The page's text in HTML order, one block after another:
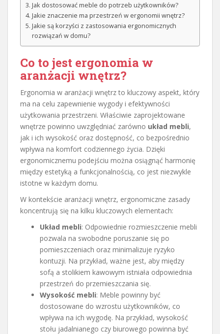
Jak dostosować meble do potrzeb użytkowników?
Jakie znaczenie ma przestrzeń w ergonomii wnętrz?
Jakie są korzyści z zastosowania ergonomicznych
rozwiązań w domu?
Co to jest ergonomia w
aranżacji wnętrz?
Ergonomia w aranżacji wnętrz to kluczowy aspekt, który
ma na celu zapewnienie wygody i efektywności
użytkowania przestrzeni. Właściwie zaprojektowane
wnętrze powinno uwzględniać zarówno układ mebli,
jak i ich wysokość oraz dostępność, co bezpośrednio
wpływa na komfort codziennego życia. Dzięki
ergonomicznemu podejściu można osiągnąć harmonię
między estetyką a funkcjonalnością, co jest niezwykle
istotne w każdym domu.
W kontekście aranżacji wnętrz, ergonomiczne zasady
koncentrują się na kilku kluczowych elementach:
Układ mebli: Odpowiednie rozmieszczenie mebli
pozwala na swobodne poruszanie się po
pomieszczeniach oraz minimalizuje ryzyko
kontuzji. Na przykład, ważne jest, aby między
sofą a stolikiem kawowym istniała odpowiednia
przestrzeń do przemieszczania się.
Wysokość mebli: Meble powinny być
dostosowane do wzrostu użytkowników, co
wpływa na ich wygodę. Na przykład, wysokość
stołu jadalnianego czy biurowego powinna być